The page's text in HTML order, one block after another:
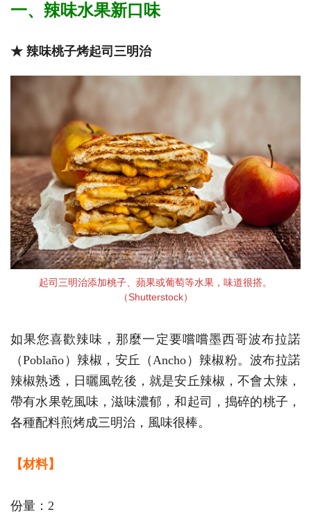
一、辣味水果新口味
★ 辣味桃子烤起司三明治
起司三明治添加桃子、蘋果或葡萄等水果，味道很搭。
（Shutterstock）
如果您喜歡辣味，那麼一定要嚐嚐墨西哥波布拉諾
（Poblaño）辣椒，安丘（Ancho）辣椒粉。波布拉諾
辣椒熟透，日曬風乾後，就是安丘辣椒，不會太辣，
帶有水果乾風味，滋味濃郁，和起司，搗碎的桃子，
各種配料煎烤成三明治，風味很棒。
【材料】
份量：2